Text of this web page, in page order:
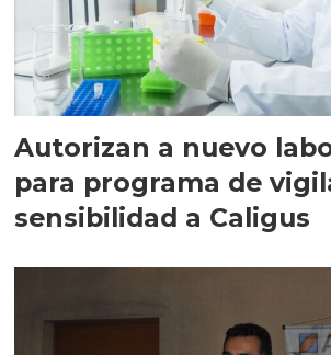
Autorizan a nuevo
para programa de
sensibilidad a Caligus